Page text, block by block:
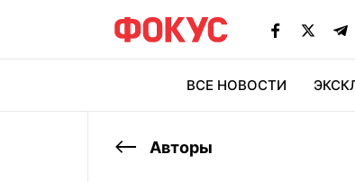
ВСЕ НОВОСТИ
Авторы